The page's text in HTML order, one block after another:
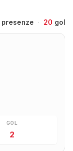
presenze · 20 gol
GOL
2